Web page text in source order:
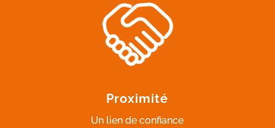
Proximité
Un lien de confiance